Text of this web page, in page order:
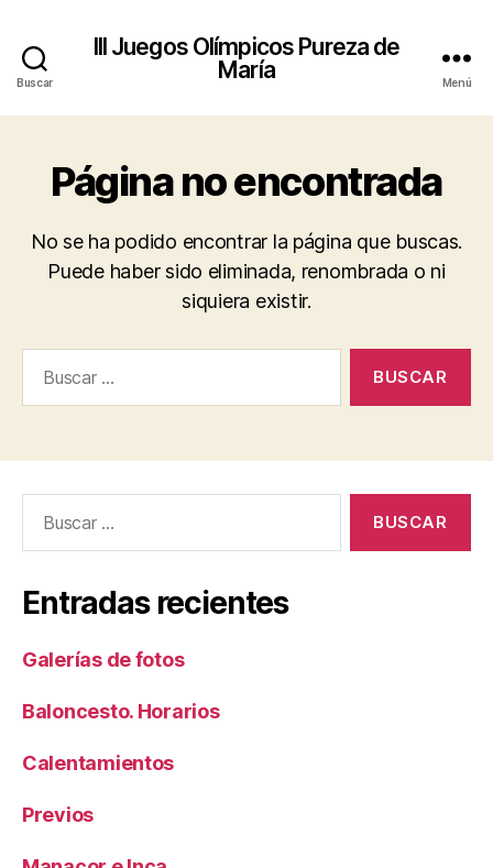
Buscar
III Juegos Olímpicos Pureza de
María
Menú
Página no encontrada
No se ha podido encontrar la página que buscas.
Puede haber sido eliminada, renombrada o ni
siquiera existir.
Entradas recientes
Galerías de fotos
Baloncesto. Horarios
Calentamientos
Previos